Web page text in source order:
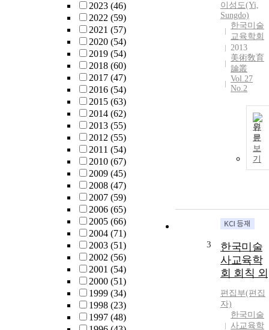
2023 (46)
2022 (59)
2021 (57)
2020 (54)
2019 (54)
2018 (60)
2017 (47)
2016 (54)
2015 (63)
2014 (62)
2013 (55)
2012 (55)
2011 (54)
2010 (67)
2009 (45)
2008 (47)
2007 (59)
2006 (65)
2005 (66)
2004 (71)
2003 (51)
2002 (56)
2001 (54)
2000 (51)
1999 (34)
1998 (23)
1997 (48)
이성도(Yi,
Sungdo)
한국미술
교육학회
2013
美術敎育
論叢
Vol.27
No.2
원
문
보
기
3
한국미술
사교육학
회 회칙 외
편집부(편집
자)
한국미술
사교육학